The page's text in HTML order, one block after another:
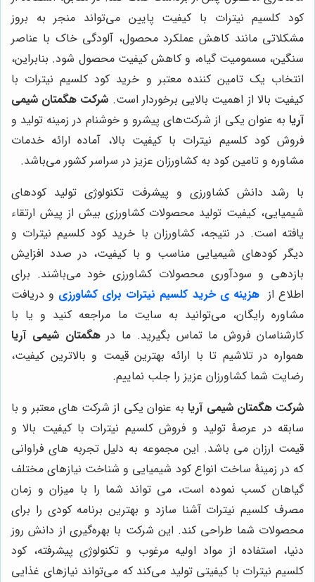
کود کلسیم نیترات با کیفیت پایین می‌تواند منجر به بروز
مشکلاتی مانند کاهش عملکرد محصول، آلودگی خاک با عناصر
سنگین، مسمومیت گیاه، و کاهش کیفیت محصول شود. بنابراین،
انتخاب یک تامین کننده معتبر و خرید کود کلسیم نیترات با
کیفیت بالا از اهمیت بالایی برخوردار است. شرکت هگمتان شیمی
آریا به عنوان یکی از شرکت‌های پیشرو و خوشنام در زمینه تولید و
فروش کود کلسیم نیترات با کیفیت بالا، آماده ارائه خدمات
مشاوره و تامین کود به کشاورزان عزیز در سراسر کشور می‌باشد.
با رشد دانش کشاورزی و پیشرفت تکنولوژی تولید کودهای
شیمیایی، کیفیت تولید محصولات کشاورزی بیش از پیش ارتقاء
یافته است. در نتیجه، کشاورزان با خرید کود کلسیم نیترات و
دیگر کودهای شیمیایی مناسب و با کیفیت، در صدد افزایش
بازدهی و سودآوری محصولات کشاورزی خود می‌باشند. برای
اطلاع از هزینه ی خرید کلسیم نیترات برای کشاورزی و دریافت
مشاوره رایگان، می‌توانید به سایت ما مراجعه کنید و یا با
کارشناسان فروش ما تماس بگیرید. ما درهگمتان شیمی آریا
همواره در تلاشیم تا با ارائه بهترین قیمت و بالاترین کیفیت،
رضایت شما کشاورزان عزیز را جلب نماییم.
شرکت هگمتان شیمی آریابه عنوان یکی از شرکت های معتبر و با
سابقه در عرصۀ تولید و فروش کلسیم نیترات با کیفیت بالا و
قیمت ارزان می باشد. این مجموعه به دلیل تجربه های فراوانی
که در زمینۀ ساخت انواع کود شیمیایی و شناخت نیازهای مختلف
گیاهان کسب نموده است، می تواند شما را با میزان و زمان
مصرف کلسیم نیترات آشنا سازد و بهترین برنامه کودی را برای
محصولات شما طراحی کند. این شرکت با بهره‌گیری از دانش روز
دنیا، استفاده از مواد اولیه مرغوب و تکنولوژی پیشرفته، کود
کلسیم نیترات با کیفیتی تولید می‌کند که می‌تواند نیازهای غذایی